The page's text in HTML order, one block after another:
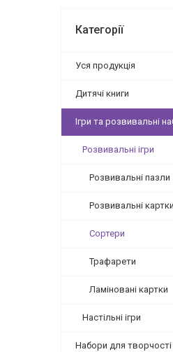
Категорії
Уся продукція
Дитячі книги
Ігри та розвивальні
Розвивальні ігри
Розвивальні пазли
Розвивальні картки
Сортери
Трафарети
Ламіновані картки
Настільні ігри
Набори для творчості